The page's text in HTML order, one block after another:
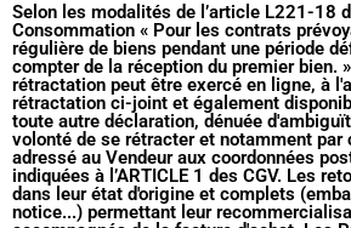
Selon les modalités de l’article L221-18
Consommation « Pour les contrats
régulière de biens pendant une période
compter de la réception du premier bien.
rétractation peut être exercé en ligne, à
rétractation ci-joint et également
toute autre déclaration, dénuée
volonté de se rétracter et notamment par
adressé au Vendeur aux coordonnées
indiquées à l’ARTICLE 1 des CGV. Les
dans leur état d'origine et complets
notice...) permettant leur